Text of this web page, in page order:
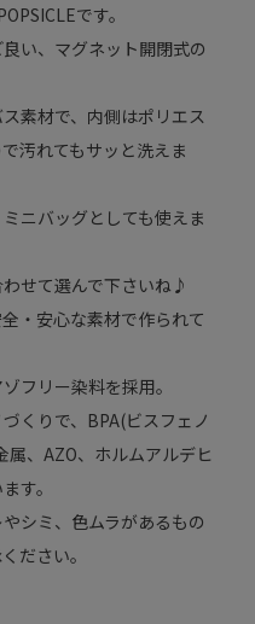
です。
い、マグネット開閉式の
素材で、内側はポリエス
汚れてもサッと洗えま
ニバッグとしても使えま
せて選んで下さいね♪
・安心な素材で作られて
フリー染料を採用。
くりで、BPA(ビスフェノ
、AZO、ホルムアルデヒ
す。
シミ、色ムラがあるもの
ださい。